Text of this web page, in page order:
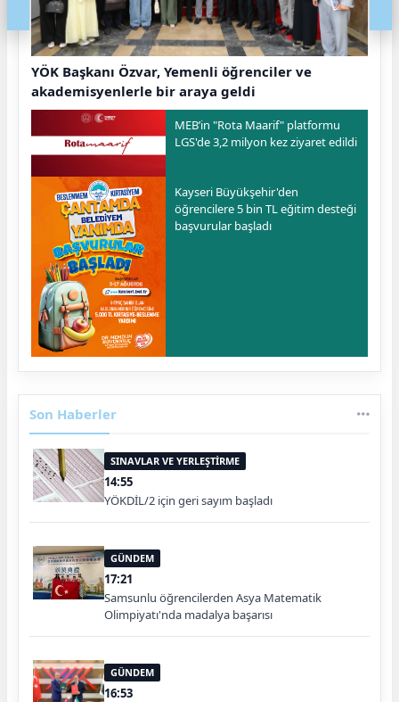
YÖK Başkanı Özvar, Yemenli öğrenciler ve
akademisyenlerle bir araya geldi
MEB’in "Rota Maarif" platformu
LGS'de 3,2 milyon kez ziyaret edildi
Kayseri Büyükşehir'den
öğrencilere 5 bin TL eğitim desteği
başvurular başladı
Son Haberler
SINAVLAR VE YERLEŞTİRME
14:55
YÖKDİL/2 için geri sayım başladı
GÜNDEM
17:21
Samsunlu öğrencilerden Asya Matematik
Olimpiyatı'nda madalya başarısı
GÜNDEM
16:53